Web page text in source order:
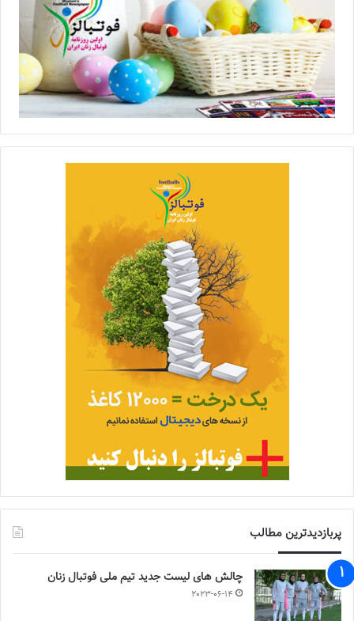
پربازدیدترین مطالب
چالش هاى ليست جدید تيم ملى فوتبال زنان
2023-06-14